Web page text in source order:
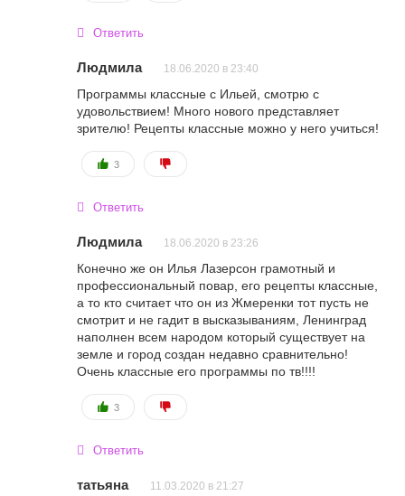
Ответить
Людмила 18.06.2020 в 23:40
Программы классные с Ильей, смотрю с
удовольствием! Много нового представляет
зрителю! Рецепты классные можно у него учиться!
3
Ответить
Людмила 18.06.2020 в 23:26
Конечно же он Илья Лазерсон грамотный и
профессиональный повар, его рецепты классные,
а то кто считает что он из Жмеренки тот пусть не
смотрит и не гадит в высказываниям, Ленинград
наполнен всем народом который существует на
земле и город создан недавно сравнительно!
Очень классные его программы по тв!!!!
3
Ответить
татьяна 11.03.2020 в 21:27